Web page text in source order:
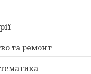
та ремонт